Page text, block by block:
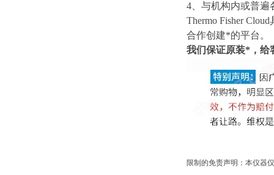
4、与机构内或普遍
Thermo Fisher
合作创建*的平台。
我们保证原装*，给
限制的免责声明：本仪器